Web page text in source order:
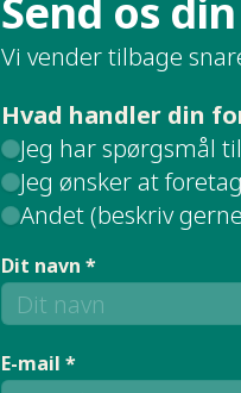
Send os din forespørgsel​​​​‌
Vi vender tilbage
Hvad handler din
Jeg har spørgsmål
Jeg ønsker at
Andet (beskriv
Dit navn *
E-mail *